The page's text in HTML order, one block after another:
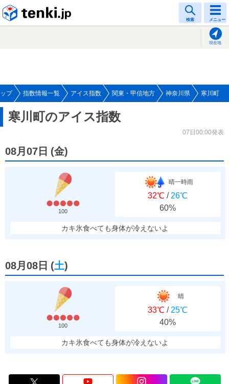
検索 メニュー
現在地
プ 指数情報一覧 アイス指数 関東・甲信地方 神奈川県 寒川町
寒川町のアイス指数
07日00:00発表
08月07日 (金)
100
晴一時雨
32℃ / 26℃
60%
カキ氷食べても身体が冷えないよ
08月08日 (土)
100
晴
33℃ / 25℃
40%
カキ氷食べても身体が冷えないよ